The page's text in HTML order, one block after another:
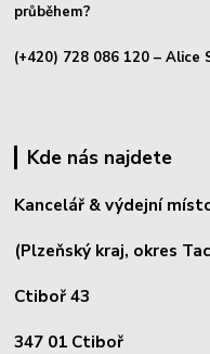
průběhem?
(+420) 728 086 120 – Alice
Kde nás najdete
Kancelář & výdejní
(Plzeňský kraj, okres
Ctiboř 43
347 01 Ctiboř